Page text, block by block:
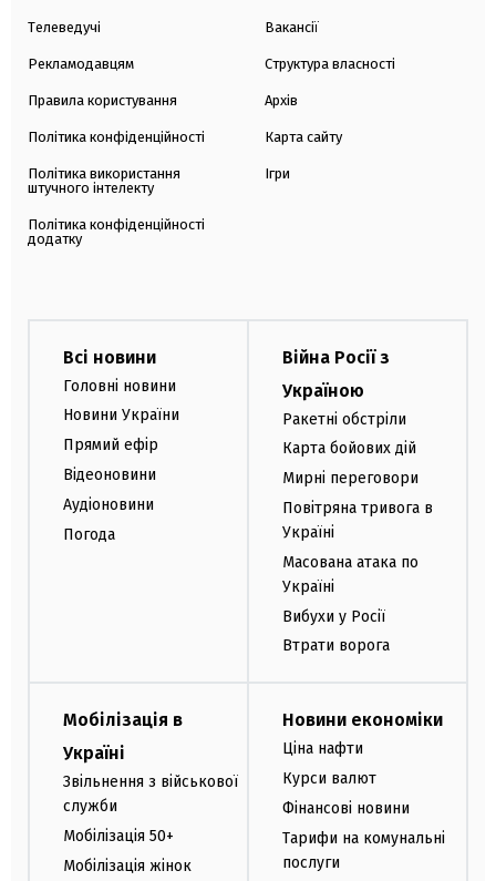
Телеведучі
Рекламодавцям
Правила користування
Політика конфіденційності
Політика використання
штучного інтелекту
Політика конфіденційності
додатку
Вакансії
Структура власності
Архів
Карта сайту
Ігри
Всі новини
Головні новини
Новини України
Прямий ефір
Відеоновини
Аудіоновини
Погода
Війна Росії з
Україною
Ракетні обстріли
Карта бойових дій
Мирні переговори
Повітряна тривога в
Україні
Масована атака по
Україні
Вибухи у Росії
Втрати ворога
Мобілізація в
Україні
Звільнення з військової
служби
Мобілізація 50+
Мобілізація жінок
Новини економіки
Ціна нафти
Курси валют
Фінансові новини
Тарифи на комунальні
послуги